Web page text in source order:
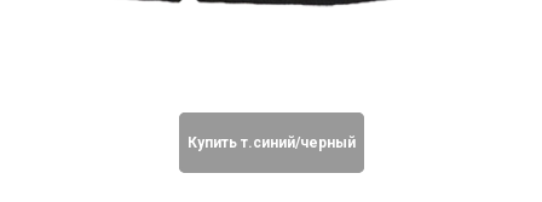
Купить т.cиний/черный